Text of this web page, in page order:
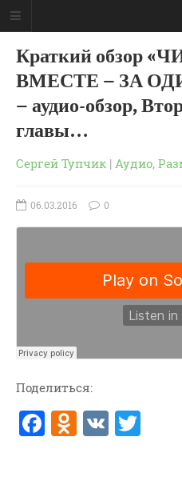
СЛОВО-ВИДЕО
Краткий обзор
ВМЕСТЕ – ЗА
– аудио-обзор,
главы…
Сергей Тупчик | Аудио,
06.03.2016 0
Поделиться:
F
a
O
d
V
K